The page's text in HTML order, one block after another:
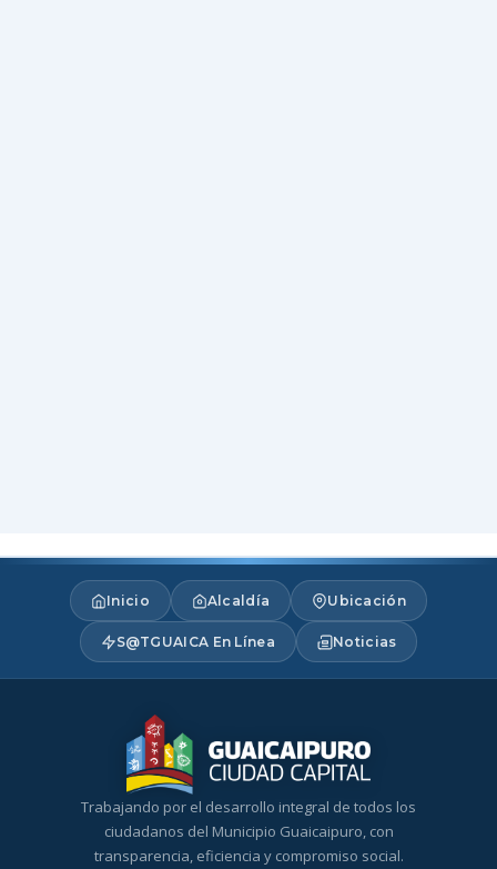
Inicio Alcaldía Ubicación
S@TGUAICA En Línea Noticias
Trabajando por el desarrollo integral de todos los
ciudadanos del Municipio Guaicaipuro, con
transparencia, eficiencia y compromiso social.